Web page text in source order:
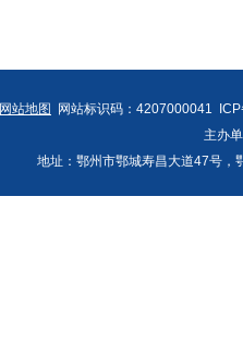
网站地图
网站标识码：4207000041
主办
地址：鄂州市鄂城寿昌大道47号